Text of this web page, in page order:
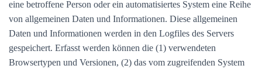
eine betroffene Person oder ein automatisiertes System eine Reihe
von allgemeinen Daten und Informationen. Diese allgemeinen
Daten und Informationen werden in den Logfiles des Servers
gespeichert. Erfasst werden können die (1) verwendeten
Browsertypen und Versionen, (2) das vom zugreifenden System